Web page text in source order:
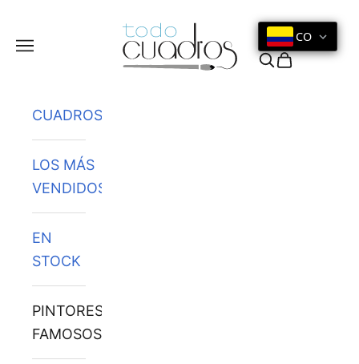
Menú
CO
Buscar
Cesta
CUADROS
LOS MÁS
VENDIDOS
EN
STOCK
PINTORES
FAMOSOS